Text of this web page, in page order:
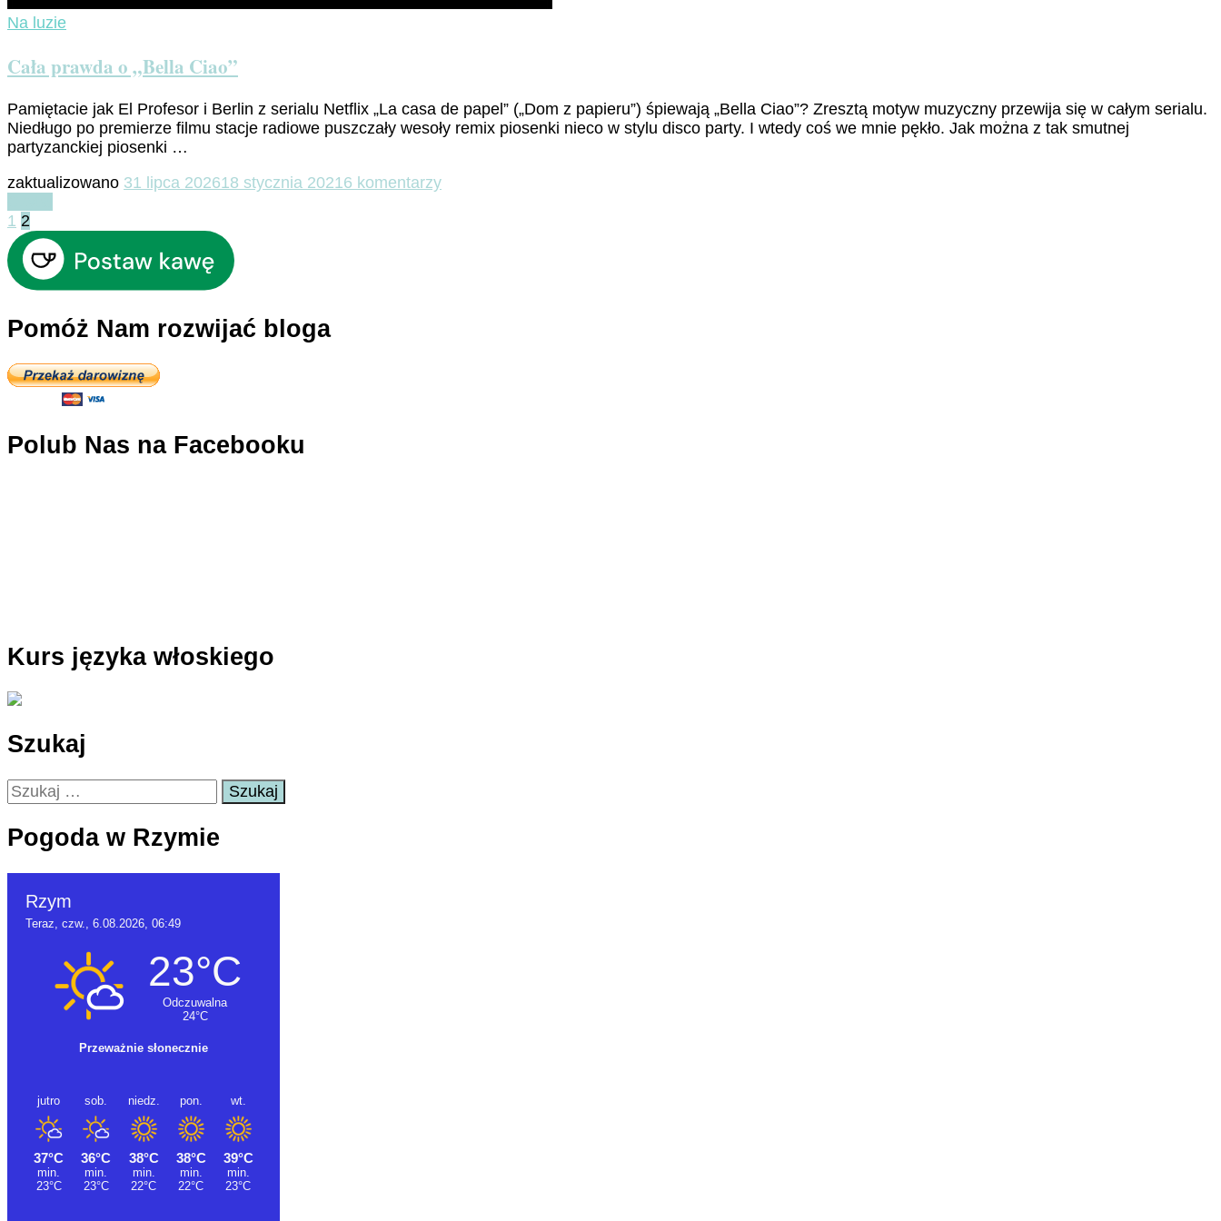
Na luzie
Cała prawda o „Bella Ciao”
Pamiętacie jak El Profesor i Berlin z serialu Netflix „La casa de papel” („Dom z papieru”) śpiewają „Bella Ciao”? Zresztą motyw muzyczny przewija się w całym serialu.
Niedługo po premierze filmu stacje radiowe puszczały wesoły remix piosenki nieco w stylu disco party. I wtedy coś we mnie pękło. Jak można z tak smutnej
partyzanckiej piosenki …
zaktualizowano 31 lipca 202618 stycznia 20216 komentarzydo
Stronicowanie
wpisów
Strona
1 Strona
2
Pomóż Nam rozwijać bloga
Polub Nas na Facebooku
Kurs języka włoskiego
Szukaj
Szukaj:
Pogoda w Rzymie